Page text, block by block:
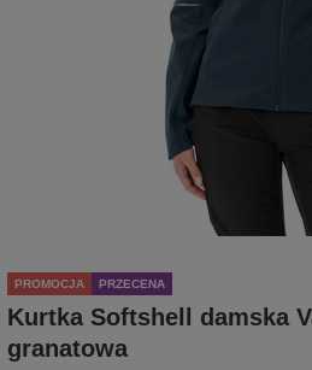
PROMOCJA PRZECENA
Kurtka Softshell damska
granatowa